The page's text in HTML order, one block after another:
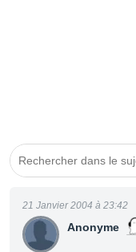
Anonyme
21 Janvier 2004 à 23:42